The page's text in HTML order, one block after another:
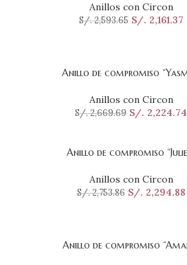
Anillos con Circon
S/.2,593.65 S/. 2,161.37
SELECCIONAR OPCIONES
Anillo de compromiso
Anillos con Circon
S/.2,669.69 S/. 2,224.74
SELECCIONAR OPCIONES
Anillo de compromiso
Anillos con Circon
S/.2,753.86 S/. 2,294.88
SELECCIONAR OPCIONES
Anillo de compromiso